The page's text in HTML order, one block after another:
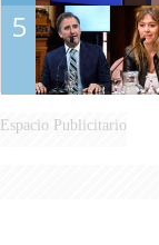
5
Espacio Publicitario